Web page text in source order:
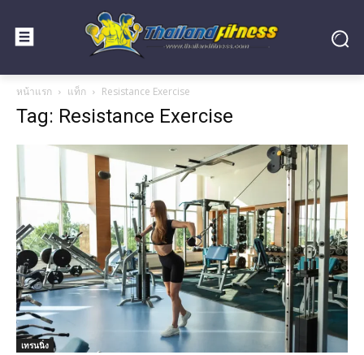
หน้าแรก แท็ก Resistance Exercise
Tag: Resistance Exercise
เทรนนิ่ง